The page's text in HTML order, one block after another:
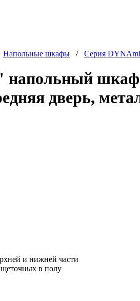
Напольные шкафы / Серия
напольный
дверь,
и нижней части
в полу